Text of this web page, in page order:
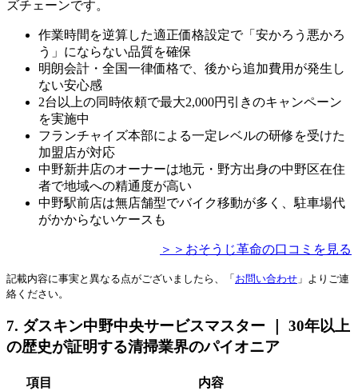
ズチェーンです。
作業時間を逆算した適正価格設定で「安かろう悪かろ
う」にならない品質を確保
明朗会計・全国一律価格で、後から追加費用が発生し
ない安心感
2台以上の同時依頼で最大2,000円引きのキャンペーン
を実施中
フランチャイズ本部による一定レベルの研修を受けた
加盟店が対応
中野新井店のオーナーは地元・野方出身の中野区在住
者で地域への精通度が高い
中野駅前店は無店舗型でバイク移動が多く、駐車場代
がかからないケースも
＞＞おそうじ革命の口コミを見る
記載内容に事実と異なる点がございましたら、「 お問い合わせ 」よりご連
絡ください。
7. ダスキン中野中央サービスマスター ｜ 30年以上
の歴史が証明する清掃業界のパイオニア
項目
内容